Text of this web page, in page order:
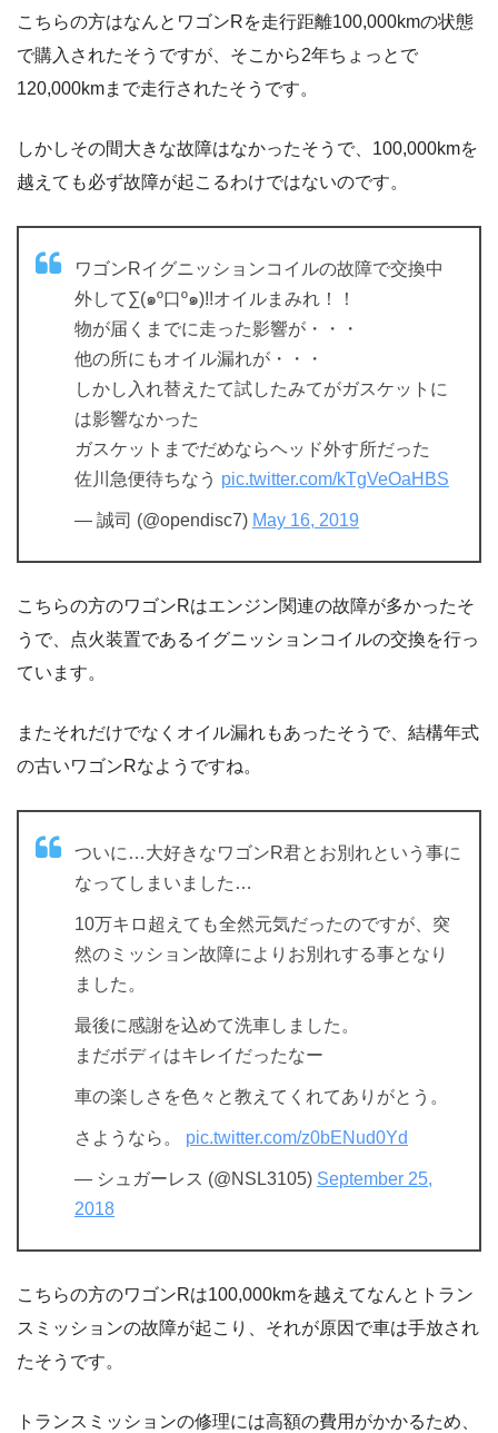
こちらの方はなんとワゴンRを走行距離100,000kmの状態
で購入されたそうですが、そこから2年ちょっとで
120,000kmまで走行されたそうです。
しかしその間大きな故障はなかったそうで、100,000kmを
越えても必ず故障が起こるわけではないのです。
ワゴンRイグニッションコイルの故障で交換中
外して∑(๑º口º๑)!!オイルまみれ！！
物が届くまでに走った影響が・・・
他の所にもオイル漏れが・・・
しかし入れ替えたて試したみてがガスケットに
は影響なかった
ガスケットまでだめならヘッド外す所だった
佐川急便待ちなう pic.twitter.com/kTgVeOaHBS
— 誠司 (@opendisc7) May 16, 2019
こちらの方のワゴンRはエンジン関連の故障が多かったそ
うで、点火装置であるイグニッションコイルの交換を行っ
ています。
またそれだけでなくオイル漏れもあったそうで、結構年式
の古いワゴンRなようですね。
ついに…大好きなワゴンR君とお別れという事に
なってしまいました…
10万キロ超えても全然元気だったのですが、突
然のミッション故障によりお別れする事となり
ました。
最後に感謝を込めて洗車しました。
まだボディはキレイだったなー
車の楽しさを色々と教えてくれてありがとう。
さようなら。 pic.twitter.com/z0bENud0Yd
— シュガーレス (@NSL3105) September 25,
2018
こちらの方のワゴンRは100,000kmを越えてなんとトラン
スミッションの故障が起こり、それが原因で車は手放され
たそうです。
トランスミッションの修理には高額の費用がかかるため、